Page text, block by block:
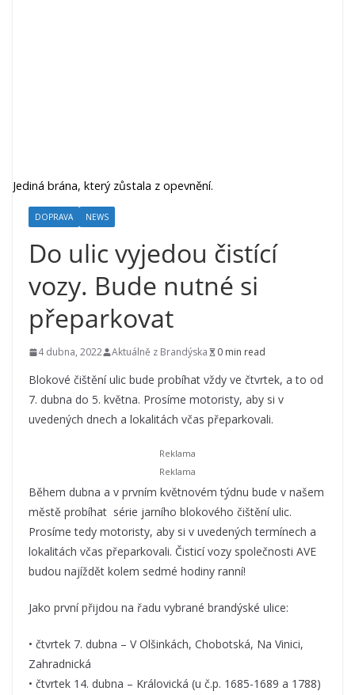
Jediná brána, který zůstala z opevnění.
DOPRAVA NEWS
Do ulic vyjedou čistící
vozy. Bude nutné si
přeparkovat
4 dubna, 2022 Aktuálně z Brandýska 0 min read
Blokové čištění ulic bude probíhat vždy ve čtvrtek, a to od
7. dubna do 5. května. Prosíme motoristy, aby si v
uvedených dnech a lokalitách včas přeparkovali.
Během dubna a v prvním květnovém týdnu bude v našem
městě probíhat série jarního blokového čištění ulic.
Prosíme tedy motoristy, aby si v uvedených termínech a
lokalitách včas přeparkovali. Čisticí vozy společnosti AVE
budou najíždět kolem sedmé hodiny ranní!
Jako první přijdou na řadu vybrané brandýské ulice:
• čtvrtek 7. dubna – V Olšinkách, Chobotská, Na Vinici,
Zahradnická
• čtvrtek 14. dubna – Královická (u č.p. 1685-1689 a 1788)